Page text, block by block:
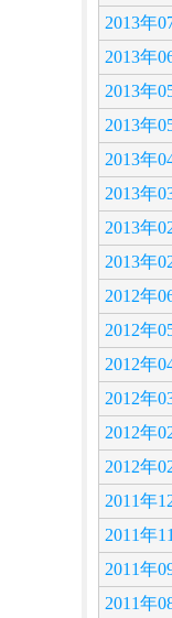
2013年
2013年
2013年
2013年
2013年
2013年
2013年
2013年
2012年
2012年
2012年
2012年
2012年
2012年
2011年
2011年
2011年
2011年